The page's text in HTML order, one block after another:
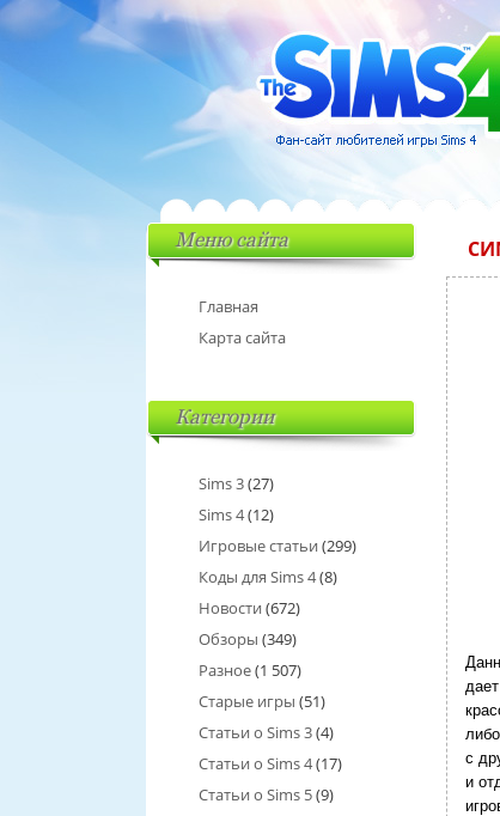
с
и
Меню сайта
Главная
Карта сайта
Категории
Sims 3(27)
Sims 4(12)
Игровые статьи (299)
Коды для Sims 4(8)
Новости (672)
Обзоры (349)
Разное(1 507)
Старые игры (51)
Статьи о Sims 3(4)
Статьи о Sims 4(17)
Статьи о Sims 5(9)